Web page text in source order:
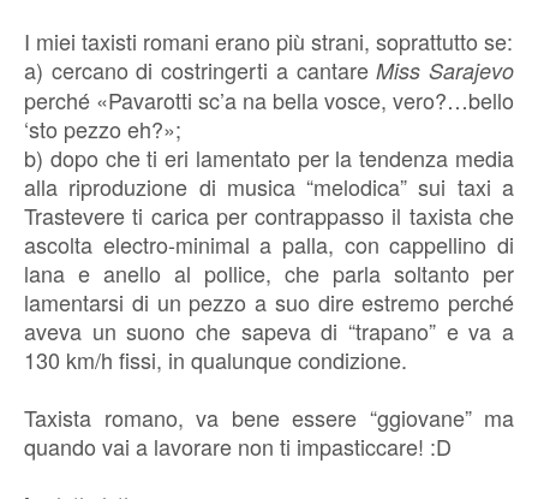
I miei taxisti romani erano più strani, soprattutto se:
a) cercano di costringerti a cantareMiss Sarajevo
perché «Pavarotti sc’a na bella vosce, vero?…bello
‘sto pezzo eh?»;
b) dopo che ti eri lamentato per la tendenza media
alla riproduzione di musica “melodica” sui taxi a
Trastevere ti carica per contrappasso il taxista che
ascolta electro-minimal a palla, con cappellino di
lana e anello al pollice, che parla soltanto per
lamentarsi di un pezzo a suo dire estremo perché
aveva un suono che sapeva di “trapano” e va a
130 km/h fissi, in qualunque condizione.
Taxista romano, va bene essere “ggiovane” ma
quando vai a lavorare non ti impasticcare! :D